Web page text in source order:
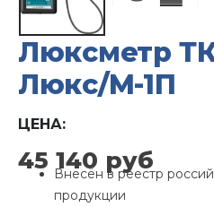
Люксметр
Люкс/М-1П
ЦЕНА:
45 140 руб
Внесён в реестр
продукции